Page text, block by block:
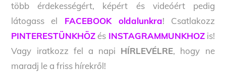
több érdekességért, képért és videóért pedig
látogass el FACEBOOK oldalunkra! Csatlakozz
PINTERESTÜNKHÖZ és INSTAGRAMMUNKHOZis!
Vagy iratkozz fel a napi HÍRLEVÉLRE, hogy ne
maradj le a friss hírekről!